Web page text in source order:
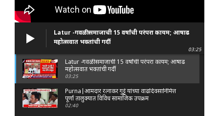
Latur -गवळी समाजाची 15 वर्षांची परंपरा कायम; आषाढ
महोत्सवात भक्तांची गर्दी
03:25
Latur -गवळी समाजाची 15 वर्षांची परंपरा कायम; आषाढ
महोत्सवात भक्तांची गर्दी
03:25
Purna|आमदार रत्नाकर गुट्टे यांच्या वाढदिवसानिमित्त
पूर्णा तालुक्यात विविध सामाजिक उपक्रम
02:40